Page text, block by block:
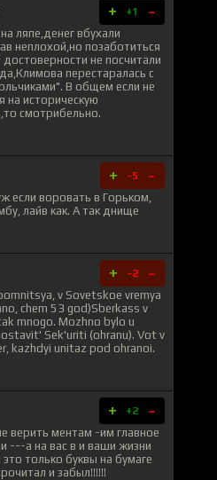
+ +1 -
ляпе,денег вбухали
неплохой,но позаботиться
достоверности не посчитали
перестаралась с
В общем если не
на историческую
смотрибельно.
+ -5 -
если воровать в Горьком,
лайв как. А так днище
+ -2 -
v Sovetskoe vremya
chem 53 god)Sberkass v
mnogo. Mozhno bylo u
Sek'uriti (ohranu). Vot v
kazhdyi unitaz pod ohranoi.
+ +2 -
верить ментам -им главное
---а на вас в и ваши жизни
только буквы на бумаге
и забыл!!!!!!